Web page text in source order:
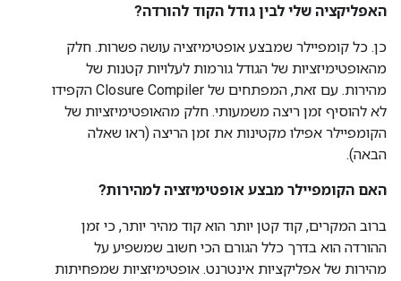
האפליקציה שלי לבין גודל הקוד להורדה?
כן. כל קומפיילר שמבצע אופטימיזציה עושה פשרות. חלק
מהאופטימיזציות של הגודל גורמות לעלויות קטנות של
מהירות. עם זאת, המפתחים של Closure Compiler הקפידו
לא להוסיף זמן ריצה משמעותי. חלק מהאופטימיזציות של
הקומפיילר אפילו מקטינות את זמן הריצה (ראו שאלה
הבאה).
האם הקומפיילר מבצע אופטימיזציה למהירות?
ברוב המקרים, קוד קטן יותר הוא קוד מהיר יותר, כי זמן
ההורדה הוא בדרך כלל הגורם הכי חשוב שמשפיע על
מהירות של אפליקציות אינטרנט. אופטימיזציות שמפחיתות